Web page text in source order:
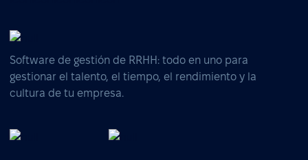
Software de gestión de RRHH: todo en uno para
gestionar el talento, el tiempo, el rendimiento y la
cultura de tu empresa.